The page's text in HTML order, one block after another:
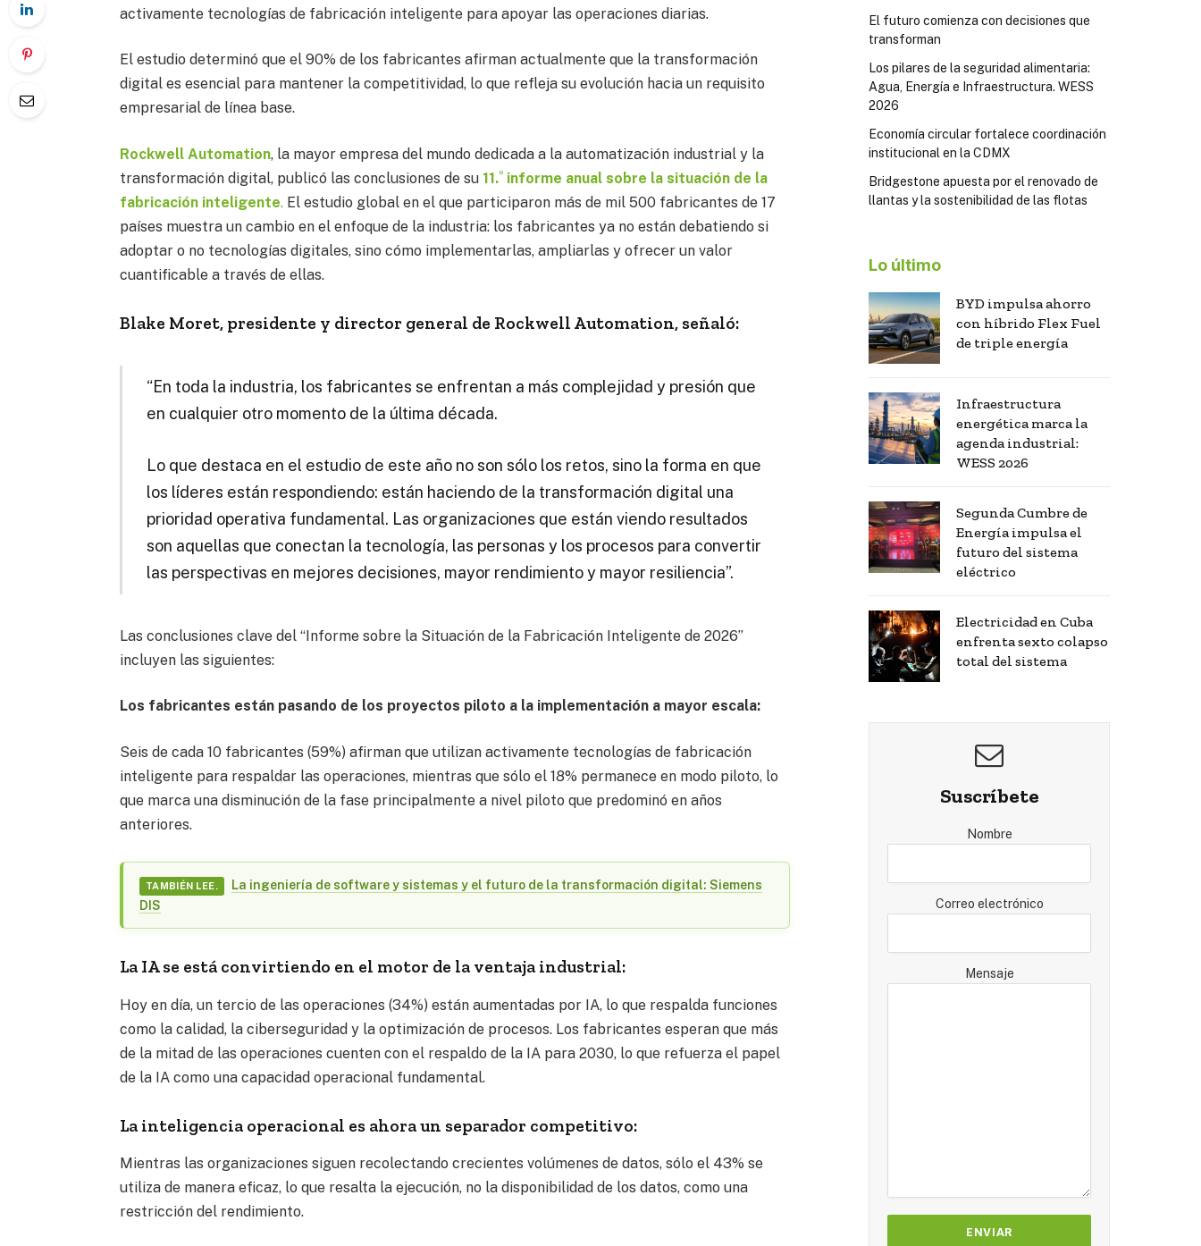
activamente tecnologías de fabricación inteligente para apoyar las operaciones diarias.
El estudio determinó que el 90% de los fabricantes afirman actualmente que la transformación
digital es esencial para mantener la competitividad, lo que refleja su evolución hacia un requisito
empresarial de línea base.
Rockwell Automation, la mayor empresa del mundo dedicada a la automatización industrial y la
transformación digital, publicó las conclusiones de su 11.º informe anual sobre la situación de la
fabricación inteligente. El estudio global en el que participaron más de mil 500 fabricantes de 17
países muestra un cambio en el enfoque de la industria: los fabricantes ya no están debatiendo si
adoptar o no tecnologías digitales, sino cómo implementarlas, ampliarlas y ofrecer un valor
cuantificable a través de ellas.
Blake Moret, presidente y director general de Rockwell Automation, señaló:
“En toda la industria, los fabricantes se enfrentan a más complejidad y presión que
en cualquier otro momento de la última década.
Lo que destaca en el estudio de este año no son sólo los retos, sino la forma en que
los líderes están respondiendo: están haciendo de la transformación digital una
prioridad operativa fundamental. Las organizaciones que están viendo resultados
son aquellas que conectan la tecnología, las personas y los procesos para convertir
las perspectivas en mejores decisiones, mayor rendimiento y mayor resiliencia”.
Las conclusiones clave del “Informe sobre la Situación de la Fabricación Inteligente de 2026”
incluyen las siguientes:
Los fabricantes están pasando de los proyectos piloto a la implementación a mayor escala:
Seis de cada 10 fabricantes (59%) afirman que utilizan activamente tecnologías de fabricación
inteligente para respaldar las operaciones, mientras que sólo el 18% permanece en modo piloto, lo
que marca una disminución de la fase principalmente a nivel piloto que predominó en años
anteriores.
TAMBIÉN LEE.
La ingeniería de software y sistemas y el futuro de la transformación digital: Siemens
DIS
La IA se está convirtiendo en el motor de la ventaja industrial:
Hoy en día, un tercio de las operaciones (34%) están aumentadas por IA, lo que respalda funciones
como la calidad, la ciberseguridad y la optimización de procesos. Los fabricantes esperan que más
de la mitad de las operaciones cuenten con el respaldo de la IA para 2030, lo que refuerza el papel
de la IA como una capacidad operacional fundamental.
La inteligencia operacional es ahora un separador competitivo:
Mientras las organizaciones siguen recolectando crecientes volúmenes de datos, sólo el 43% se
utiliza de manera eficaz, lo que resalta la ejecución, no la disponibilidad de los datos, como una
restricción del rendimiento.
El futuro comienza con decisiones que
transforman
Los pilares de la seguridad alimentaria:
Agua, Energía e Infraestructura. WESS
2026
Economía circular fortalece coordinación
institucional en la CDMX
Bridgestone apuesta por el renovado de
llantas y la sostenibilidad de las flotas
Lo último
BYD impulsa ahorro
con híbrido Flex Fuel
de triple energía
Infraestructura
energética marca la
agenda industrial:
WESS 2026
Segunda Cumbre de
Energía impulsa el
futuro del sistema
eléctrico
Electricidad en Cuba
enfrenta sexto colapso
total del sistema
Suscríbete
Nombre
Correo electrónico
Mensaje